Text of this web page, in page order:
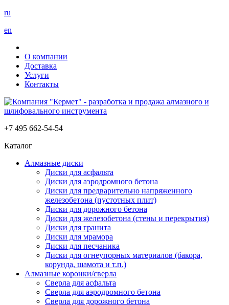
ru
en
О компании
Доставка
Услуги
Контакты
+7 495 662-54-54
Каталог
Алмазные диски
Диски для асфальта
Диски для аэродромного бетона
Диски для предварительно напряженного
железобетона (пустотных плит)
Диски для дорожного бетона
Диски для железобетона (стены и перекрытия)
Диски для гранита
Диски для мрамора
Диски для песчаника
Диски для огнеупорных материалов (бакора,
корунда, шамота и т.п.)
Алмазные коронки/сверла
Сверла для асфальта
Сверла для аэродромного бетона
Сверла для дорожного бетона